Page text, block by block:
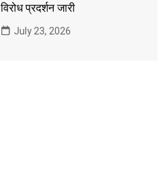
विरोध प्रदर्शन जारी
July 23, 2026